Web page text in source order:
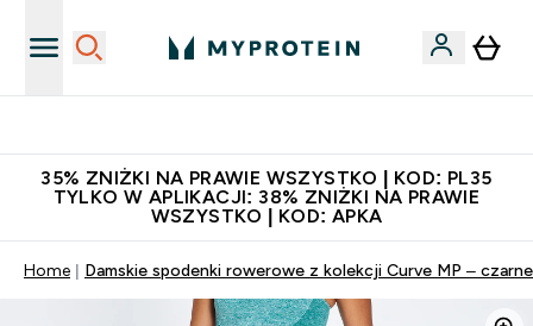
35% ZNIŻKI NA PRAWIE WSZYSTKO | KOD: PL35
TYLKO W APLIKACJI: 38% ZNIŻKI NA PRAWIE
WSZYSTKO | KOD: APKA
Home Damskie spodenki rowerowe z kolekcji Curve MP – czarne